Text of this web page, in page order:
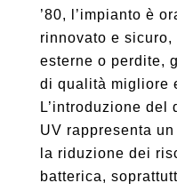
’80, l’impianto è
rinnovato e
esterne o perdite,
di qualità migliore
L’introduzione del
UV rappresenta
la riduzione dei
batterica,